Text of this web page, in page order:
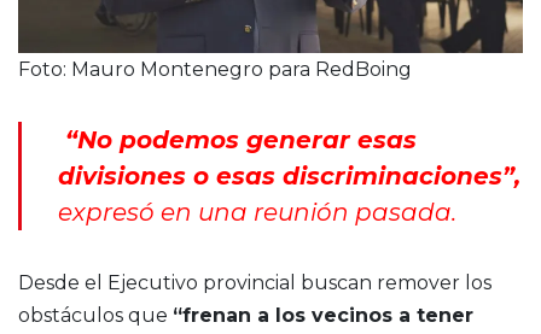
Foto: Mauro Montenegro para RedBoing
“No podemos generar esas
divisiones o esas discriminaciones”,
expresó en una reunión pasada.
Desde el Ejecutivo provincial buscan remover los
obstáculos que “frenan a los vecinos a tener